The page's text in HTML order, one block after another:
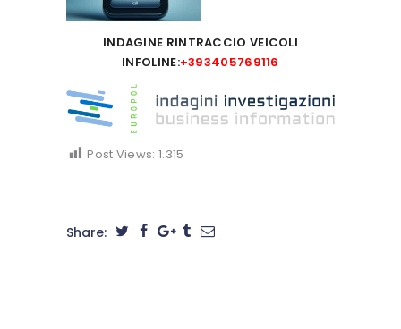
INDAGINE RINTRACCIO VEICOLI
INFOLINE:+393405769116
Post Views: 1.315
Share: